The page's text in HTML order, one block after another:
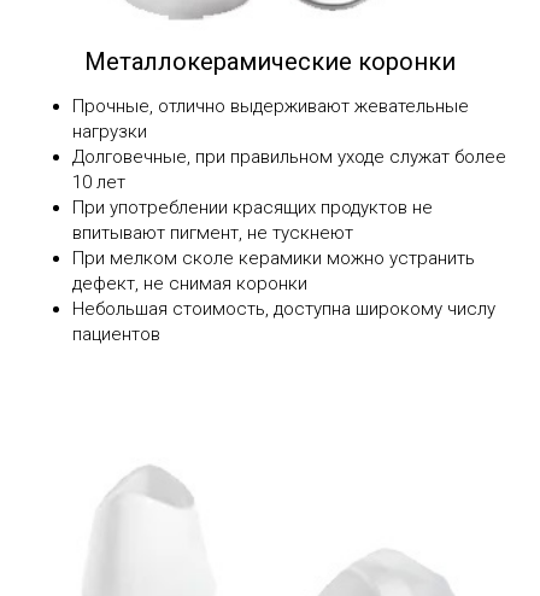
Металлокерамические коронки
Прочные, отлично выдерживают жевательные
нагрузки
Долговечные, при правильном уходе служат более
10 лет
При употреблении красящих продуктов не
впитывают пигмент, не тускнеют
При мелком сколе керамики можно устранить
дефект, не снимая коронки
Небольшая стоимость, доступна широкому числу
пациентов